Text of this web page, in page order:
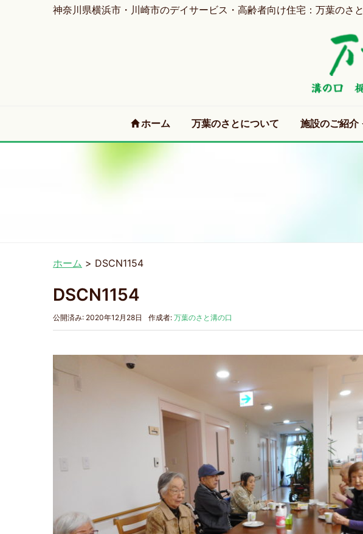
神奈川県横浜市・川崎市のデイサービス・高齢者向け住宅：万葉のさと
ホーム (current)
万葉のさとについて 施設のご紹介
ホーム > DSCN1154
DSCN1154
公開済み: 2020年12月28日 作成者: 万葉のさと溝の口